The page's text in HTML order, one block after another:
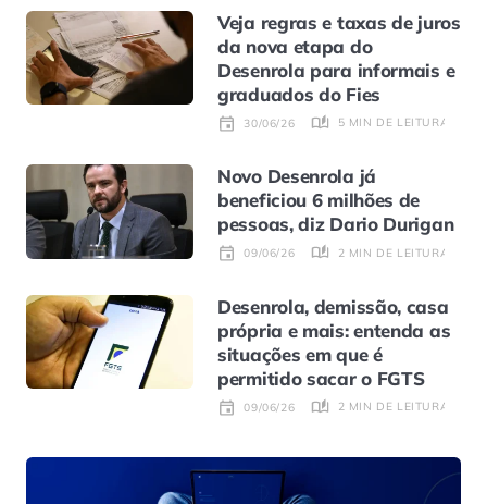
Veja regras e taxas de juros
da nova etapa do
Desenrola para informais e
graduados do Fies
30/06/26 5 MIN DE LEITURA
Novo Desenrola já
beneficiou 6 milhões de
pessoas, diz Dario Durigan
09/06/26 2 MIN DE LEITURA
Desenrola, demissão, casa
própria e mais: entenda as
situações em que é
permitido sacar o FGTS
09/06/26 2 MIN DE LEITURA